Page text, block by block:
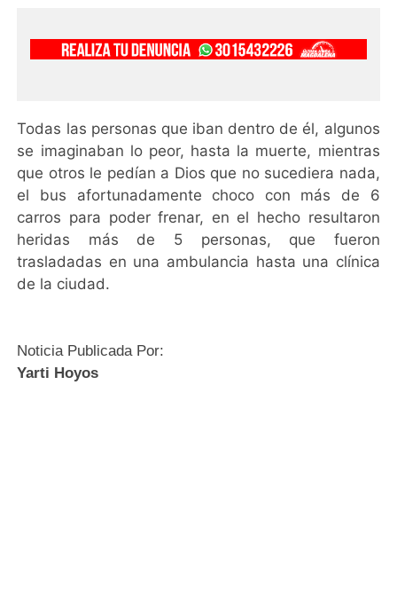
Todas las personas que iban dentro de él, algunos
se imaginaban lo peor, hasta la muerte, mientras
que otros le pedían a Dios que no sucediera nada,
el bus afortunadamente choco con más de 6
carros para poder frenar, en el hecho resultaron
heridas más de 5 personas, que fueron
trasladadas en una ambulancia hasta una clínica
de la ciudad.
Noticia Publicada Por:
Yarti Hoyos